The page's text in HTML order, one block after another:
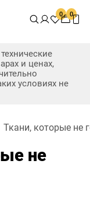
0 0
и ценах,
условиях не
Ткани, которые не
не